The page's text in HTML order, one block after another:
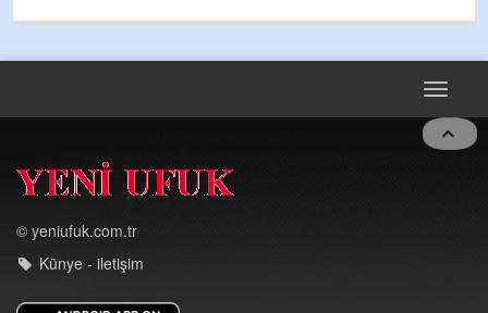
Toggle
© yeniufuk.com.tr
Künye - iletişim